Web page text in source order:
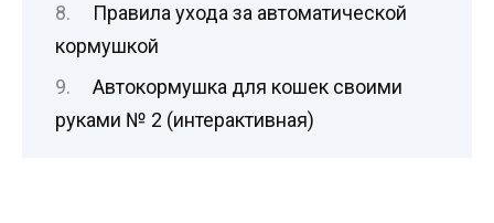
Правила ухода за автоматической
кормушкой
Автокормушка для кошек своими
руками № 2 (интерактивная)